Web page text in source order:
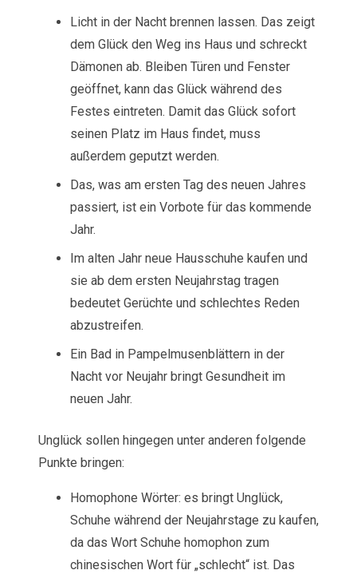
Licht in der Nacht brennen lassen. Das zeigt
dem Glück den Weg ins Haus und schreckt
Dämonen ab. Bleiben Türen und Fenster
geöffnet, kann das Glück während des
Festes eintreten. Damit das Glück sofort
seinen Platz im Haus findet, muss
außerdem geputzt werden.
Das, was am ersten Tag des neuen Jahres
passiert, ist ein Vorbote für das kommende
Jahr.
Im alten Jahr neue Hausschuhe kaufen und
sie ab dem ersten Neujahrstag tragen
bedeutet Gerüchte und schlechtes Reden
abzustreifen.
Ein Bad in Pampelmusenblättern in der
Nacht vor Neujahr bringt Gesundheit im
neuen Jahr.
Unglück sollen hingegen unter anderen folgende
Punkte bringen:
Homophone Wörter: es bringt Unglück,
Schuhe während der Neujahrstage zu kaufen,
da das Wort Schuhe homophon zum
chinesischen Wort für „schlecht“ ist. Das